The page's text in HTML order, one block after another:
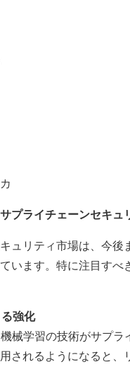
プライチェーンセキュ
ュリティ市場は、今後
います。特に注目すべ
強化
械学習の技術がサプラ
されるようになると、